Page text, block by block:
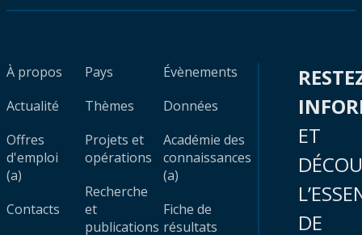
À propos
Actualité
Offres
d'emploi
(a)
Contacts
Pays
Thèmes
Projets et
opérations
Recherche
et
publications
Évènements
Données
Académie des
connaissances
(a)
Fiche de
résultats
ET
DE